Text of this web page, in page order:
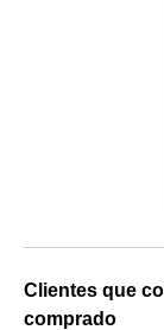
Clientes que
comprado